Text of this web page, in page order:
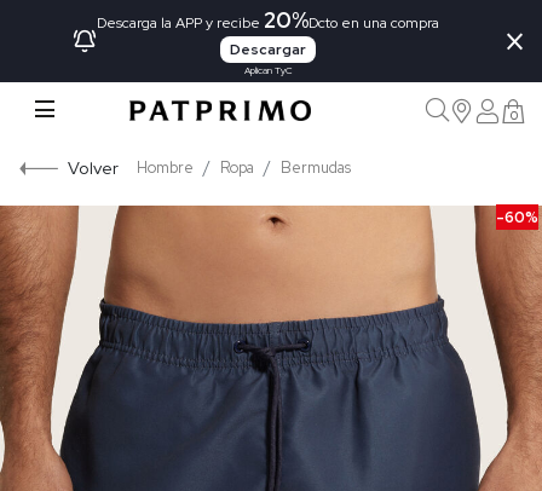
Descarga la APP y recibe 20%Dcto en una compra
Descargar
Aplican TyC
×
0
Volver Hombre Ropa Bermudas
-60%